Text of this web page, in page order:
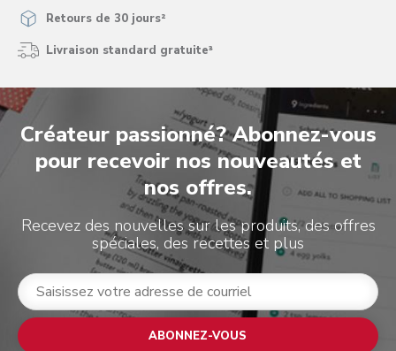
Retours de 30 jours²
Livraison standard gratuite³
Créateur passionné? Abonnez-vous
pour recevoir nos nouveautés et
nos offres.
Recevez des nouvelles sur les produits, des offres
spéciales, des recettes et plus
ABONNEZ-VOUS